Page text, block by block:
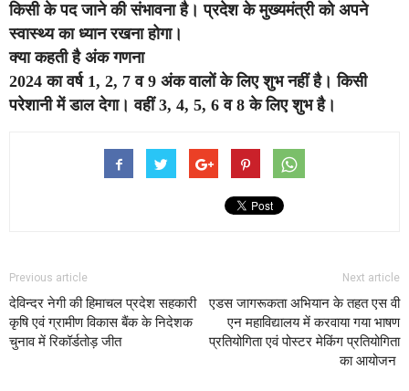
किसी के पद जाने की संभावना है। प्रदेश के मुख्यमंत्री को अपने
स्वास्थ्य का ध्यान रखना होगा।
क्या कहती है अंक गणना
2024 का वर्ष 1, 2, 7 व 9 अंक वालों के लिए शुभ नहीं है। किसी
परेशानी में डाल देगा। वहीं 3, 4, 5, 6 व 8 के लिए शुभ है।
Previous article
देविन्दर नेगी की हिमाचल प्रदेश सहकारी
कृषि एवं ग्रामीण विकास बैंक के निदेशक
चुनाव में रिकॉर्डतोड़ जीत
Next article
एडस जागरूकता अभियान के तहत एस वी
एन महाविद्यालय में करवाया गया भाषण
प्रतियोगिता एवं पोस्टर मेकिंग प्रतियोगिता
का आयोजन